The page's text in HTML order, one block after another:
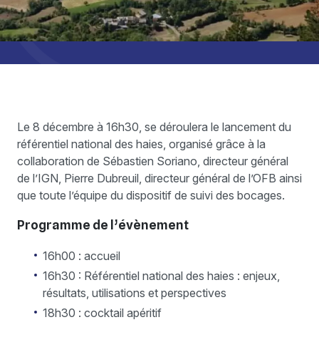
Le 8 décembre à 16h30, se déroulera le lancement du
référentiel national des haies, organisé grâce à la
collaboration de Sébastien Soriano, directeur général
de l’IGN, Pierre Dubreuil, directeur général de l’OFB ainsi
que toute l’équipe du dispositif de suivi des bocages.
Programme de l’évènement
16h00 : accueil
16h30 : Référentiel national des haies : enjeux,
résultats, utilisations et perspectives
18h30 : cocktail apéritif